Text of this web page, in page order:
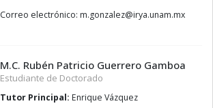
Correo electrónico:
xm.manu.ayri
@
zelaznog.m
M.C. Rubén Patricio Guerrero Gamboa
Estudiante de Doctorado
Tutor Principal: Enrique Vázquez